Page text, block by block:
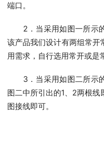
端口。
2．当采用如图一所示的
该产品我们设计有两组常开
用需求，自行选用常开或是
3．当采用如图二所示的
图二中所引出的1、2两根
图接线即可。